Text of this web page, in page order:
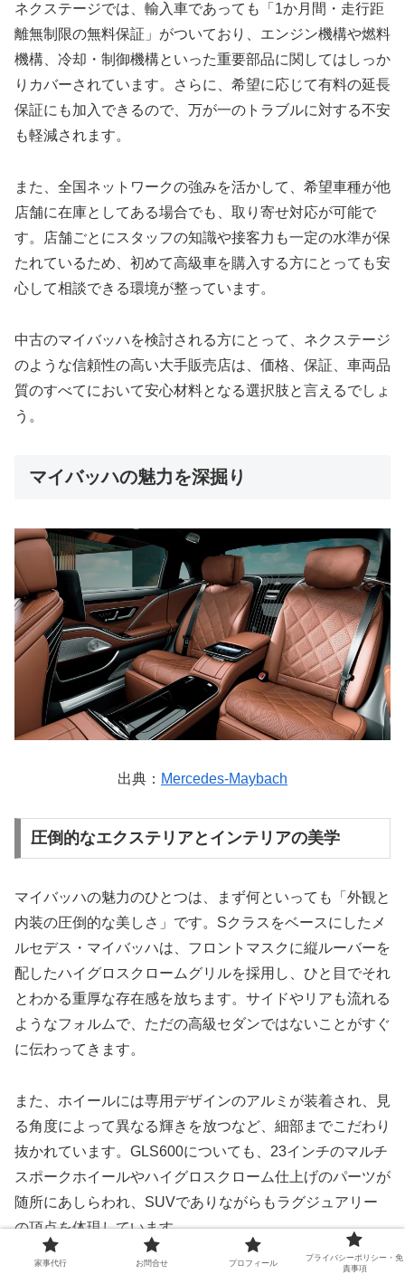
ネクステージでは、輸入車であっても「1か月間・走行距
離無制限の無料保証」がついており、エンジン機構や燃料
機構、冷却・制御機構といった重要部品に関してはしっか
りカバーされています。さらに、希望に応じて有料の延長
保証にも加入できるので、万が一のトラブルに対する不安
も軽減されます。
また、全国ネットワークの強みを活かして、希望車種が他
店舗に在庫としてある場合でも、取り寄せ対応が可能で
す。店舗ごとにスタッフの知識や接客力も一定の水準が保
たれているため、初めて高級車を購入する方にとっても安
心して相談できる環境が整っています。
中古のマイバッハを検討される方にとって、ネクステージ
のような信頼性の高い大手販売店は、価格、保証、車両品
質のすべてにおいて安心材料となる選択肢と言えるでしょ
う。
マイバッハの魅力を深掘り
出典： Mercedes-Maybach
圧倒的なエクステリアとインテリアの美学
マイバッハの魅力のひとつは、まず何といっても「外観と
内装の圧倒的な美しさ」です。Sクラスをベースにしたメ
ルセデス・マイバッハは、フロントマスクに縦ルーバーを
配したハイグロスクロームグリルを採用し、ひと目でそれ
とわかる重厚な存在感を放ちます。サイドやリアも流れる
ようなフォルムで、ただの高級セダンではないことがすぐ
に伝わってきます。
また、ホイールには専用デザインのアルミが装着され、見
る角度によって異なる輝きを放つなど、細部までこだわり
抜かれています。GLS600についても、23インチのマルチ
スポークホイールやハイグロスクローム仕上げのパーツが
随所にあしらわれ、SUVでありながらもラグジュアリー
の頂点を体現しています。
家事代行 お問合せ プロフィール
プライバシーポリシー・免
責事項